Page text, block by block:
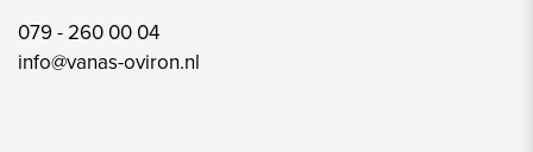
079 - 260 00 04
info@vanas-oviron.nl